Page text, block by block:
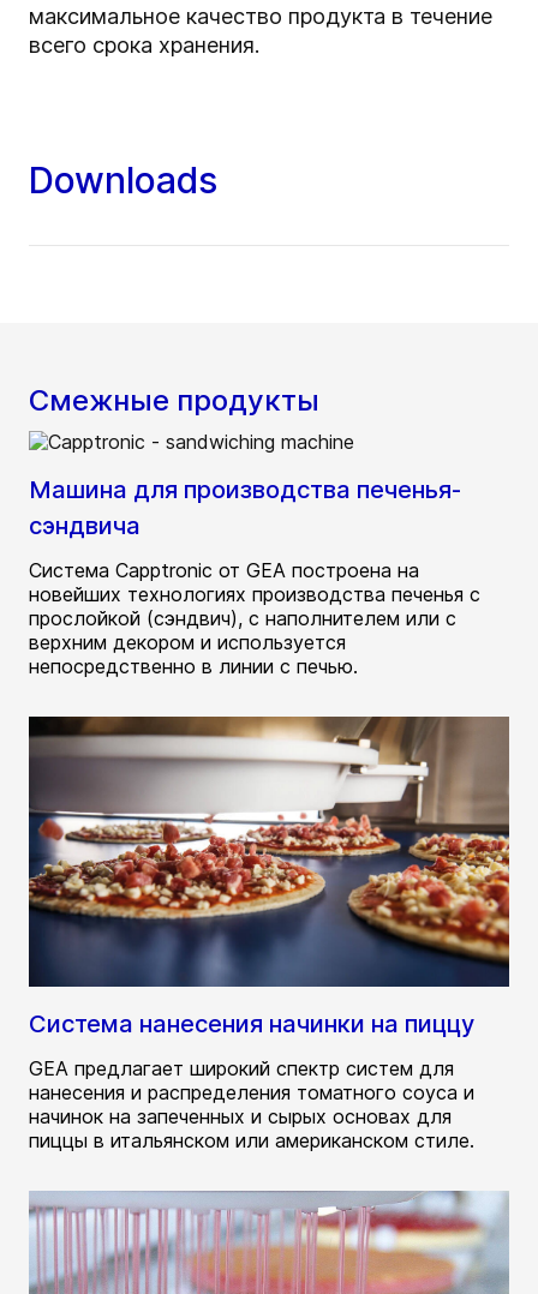
максимальное качество продукта в течение
всего срока хранения.
Downloads
Смежные продукты
Машина для производства печенья-
сэндвича
Система Capptronic от GEA построена на
новейших технологиях производства печенья с
прослойкой (сэндвич), с наполнителем или с
верхним декором и используется
непосредственно в линии с печью.
Система нанесения начинки на пиццу
GEA предлагает широкий спектр систем для
нанесения и распределения томатного соуса и
начинок на запеченных и сырых основах для
пиццы в итальянском или американском стиле.